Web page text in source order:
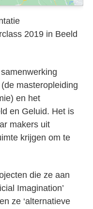
2019 in Beeld
masteropleiding
en het
en Geluid. Het is
makers uit
krijgen om te
die ze aan
Imagination’
ze ‘alternatieve